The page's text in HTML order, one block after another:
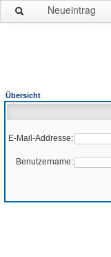
Neueintrag
Übersicht
E-Mail-Addresse:
Benutzername: